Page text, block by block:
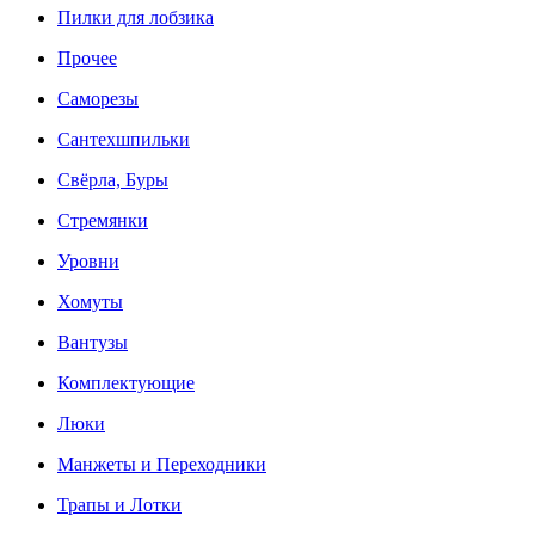
Пилки для лобзика
Прочее
Саморезы
Сантехшпильки
Свёрла, Буры
Стремянки
Уровни
Хомуты
Вантузы
Комплектующие
Люки
Манжеты и Переходники
Трапы и Лотки